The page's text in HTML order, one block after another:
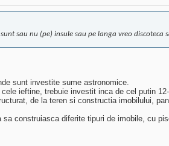
sau nu (pe) insule sau pe langa vreo
sunt investite sume astronomice.
ieftine, trebuie investit inca de cel putin
de la teren si constructia imobilului,
construiasca diferite tipuri de imobile, cu